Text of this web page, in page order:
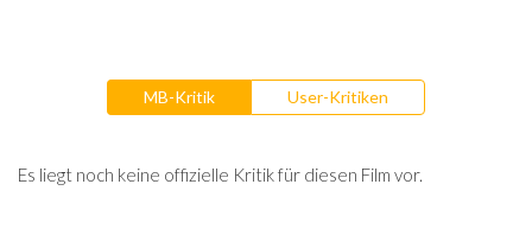
MB-Kritik User-Kritiken
Es liegt noch keine offizielle Kritik für diesen Film vor.